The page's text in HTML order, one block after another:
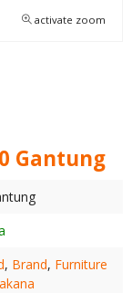
activate zoom
Gantung
, Brand, Furniture